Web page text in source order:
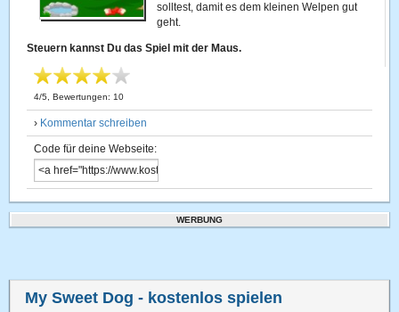
solltest, damit es dem kleinen Welpen gut
geht.
Steuern kannst Du das Spiel mit der Maus.
4/5 , Bewertungen: 10
› Kommentar schreiben
Code für deine Webseite:
WERBUNG
My Sweet Dog - kostenlos spielen